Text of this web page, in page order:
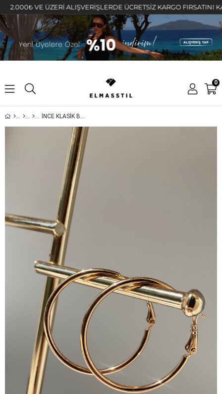
VE ÜZERİ ALIŞVERİŞLERDE ÜCRETSİZ KARGO FIRSATINI
0
İNCE KLASİK BORU HALKA KÜPE 3,5cm